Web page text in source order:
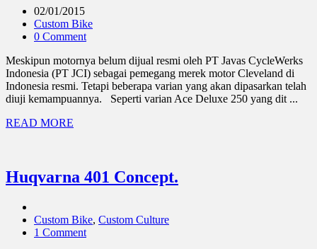
02/01/2015
Custom Bike
0 Comment
Meskipun motornya belum dijual resmi oleh PT Javas CycleWerks
Indonesia (PT JCI) sebagai pemegang merek motor Cleveland di
Indonesia resmi. Tetapi beberapa varian yang akan dipasarkan telah
diuji kemampuannya. Seperti varian Ace Deluxe 250 yang dit ...
READ MORE
Huqvarna 401 Concept.
Custom Bike, Custom Culture
1 Comment